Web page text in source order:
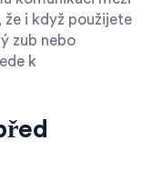
že i když použijete
zub nebo
k